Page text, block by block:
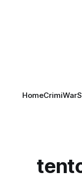
palestínskeho
HomeCrimiWar